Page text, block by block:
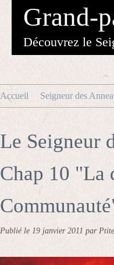
Grand-
Découvrez le
Accueil Seigneur des
Le Seigneur
Chap 10 "La
Publié le 19 janvier 2011 par